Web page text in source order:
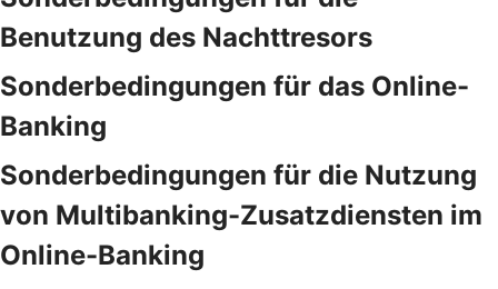
Benutzung des Nachttresors
Sonderbedingungen für das Online-
Banking
Sonderbedingungen für die Nutzung
von Multibanking-Zusatzdiensten im
Online-Banking